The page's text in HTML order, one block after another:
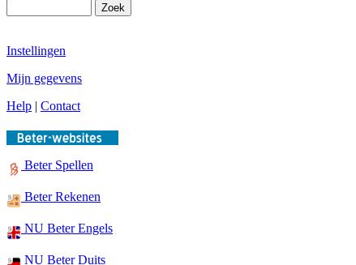
Instellingen
Mijn gegevens
Help | Contact
Beter Spellen
Beter Rekenen
NU Beter Engels
NU Beter Duits